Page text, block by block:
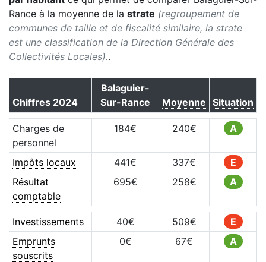
Rance à la moyenne de la strate (regroupement de
communes de taille et de fiscalité similaire, la strate
est une classification de la Direction Générale des
Collectivités Locales)..
Chiffres 2024
Balaguier-
Sur-Rance
Moyenne Situation
Charges de
personnel
184€ 240€ A
Impôts locaux 441€ 337€
E
Résultat
comptable
695€ 258€ A
Investissements 40€ 509€
E
Emprunts
souscrits
0€ 67€ A